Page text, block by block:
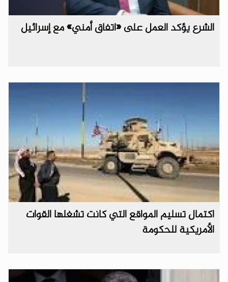
الشرع يؤكد العمل على «اتفاق أمني» مع إسرائيل
اكتمال تسليم المواقع التي كانت تشغلها القوات
الأمريكية للحكومة